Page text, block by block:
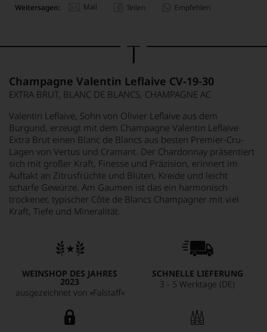
Weitersagen: Mail Teilen Empfehlen
Champagne Valentin Leflaive CV-19-30
EXTRA BRUT, BLANC DE BLANCS, CHAMPAGNE AC
Valentin Leflaive, Sohn von Olivier Leflaive aus dem
Burgund, erzeugt mit dem Champagne Valentin Leflaive
Extra Brut einen Blanc de Blancs aus besten Premier-Cru-
Lagen von Vertus und Cramant. Der Chardonnay präsentiert
sich mit großer Kraft, Finesse und Präzision, erinnert im
Auftakt an Zitrusfrüchte und Blüten, Kreide und leicht
scharfe Gewürze. Am Gaumen ist das ein harmonisch
trockener, typischer Côte de Blancs Champagner mit viel
Kraft, Tiefe und Mineralität.
WEINSHOP DES JAHRES
2023
ausgezeichnet von »Falstaff«
SCHNELLE LIEFERUNG
3 - 5 Werktage (DE)